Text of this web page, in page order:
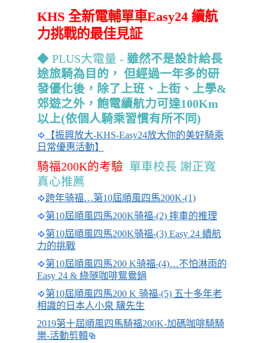
KHS 全新電輔單車Easy24 續航
力挑戰的最佳見証
◆ PLUS大電量 - 雖然不是設計給長
途旅騎為目的， 但經過一年多的研
發優化後，除了上班、上街、上學&
郊遊之外， 飽電續航力可達100Km
以上(依個人騎乘習慣有所不同)
【振興放大-KHS-Easy24放大你的美好騎乘
日常優惠活動】
騎福200K的考驗 單車校長 謝正寬
真心推薦
跨年骑福…第10屆順風四馬200K-(1)
第10屆順風四馬200K骑福-(2) 摔車的推理
第10屆順風四馬200K骑福-(3) Easy 24 續航
力的挑戰
第10屆順風四馬200 K骑福-(4)…不怕淋雨的
Easy 24 & 綠隧咖啡鴛鴦鍋
第10屆順風四馬200 K 骑福-(5) 五十多年老
相識的日本人小泉 驥先生
2019第十屆順風四馬騎福200K-加碼咖啡騎騎
樂-活動剪輯